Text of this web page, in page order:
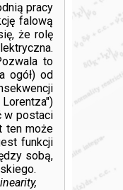
pracy
falową
że rolę
to
ogół) od
w postaci
ten może
funkcji
sobą,